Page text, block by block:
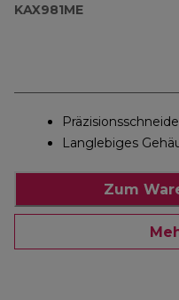
KAX981ME
Langlebiges
Zum